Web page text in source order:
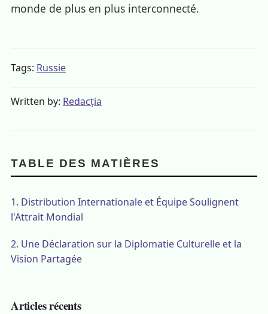
monde de plus en plus interconnecté.
Tags: Russie
Written by: Redacția
TABLE DES MATIÈRES
1. Distribution Internationale et Équipe Soulignent
l'Attrait Mondial
2. Une Déclaration sur la Diplomatie Culturelle et la
Vision Partagée
Articles récents